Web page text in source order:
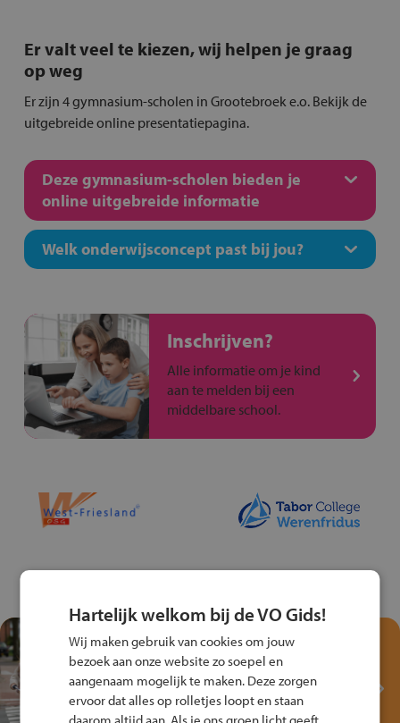
Er valt veel te kiezen, wij helpen je graag
op weg
Er zijn 4 gymnasium-scholen in Grootebroek e.o. Bekijk de
uitgebreide online presentatiepagina.
Deze gymnasium-scholen bieden je
online uitgebreide informatie
Welk onderwijsconcept past bij jou?
Inschrijven?
Alle informatie om je kind
aan te melden bij een
middelbare school.
Test je kennis met het
Fiets Veilig
Verkeersspel!
Speel het Fiets Veilig Verkeersspel
Hartelijk welkom bij de VO Gids!
Wij maken gebruik van cookies om jouw
bezoek aan onze website zo soepel en
aangenaam mogelijk te maken. Deze zorgen
ervoor dat alles op rolletjes loopt en staan